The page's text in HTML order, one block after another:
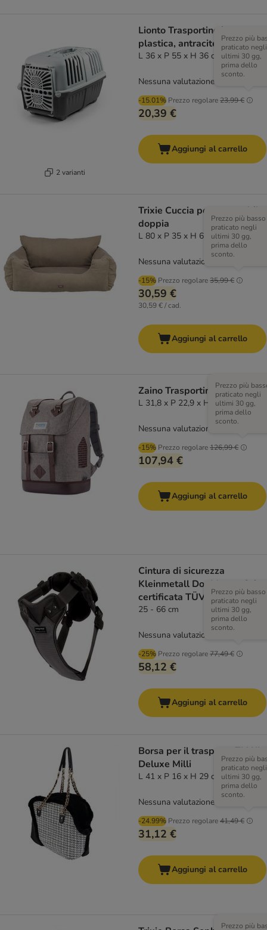
2 varianti
Lionto Trasportino in
plastica, antracite
L 36 x P 55 x H 36 cm
-15.01% Prezzo regolare23,99 €
Prezzo più
praticato negli
ultimi 30 gg,
prima dello
sconto.
20,39 €
Nessuna valutazione
Aggiungi al carrello
Trixie Cuccia per automobile,
doppia
L 80 x P 35 x H 60 cm
-15% Prezzo regolare35,99 €
Prezzo più basso
praticato negli
ultimi 30 gg,
prima dello
sconto.
30,59 €
30,59 € / cad.
Nessuna valutazione
Aggiungi al carrello
Zaino Trasportino KURGO
L 31,8 x P 22,9 x H 47 cm
-15% Prezzo regolare126,99 €
Prezzo più
praticato negli
ultimi 30 gg,
prima dello
sconto.
107,94 €
Nessuna valutazione
Aggiungi al carrello
Cintura di sicurezza
Kleinmetall DogMaster 2.0
certificata TÜV anti-crash
25 - 66 cm
-25% Prezzo regolare77,49 €
Prezzo più basso
praticato negli
ultimi 30 gg,
prima dello
sconto.
58,12 €
Nessuna valutazione
Aggiungi al carrello
Borsa per il trasporto TIAKI
Deluxe Milli
L 41 x P 16 x H 29 cm
-24.99% Prezzo regolare41,49 €
Prezzo più
praticato negli
ultimi 30 gg,
prima dello
sconto.
31,12 €
Nessuna valutazione
Aggiungi al carrello
Prezzo più